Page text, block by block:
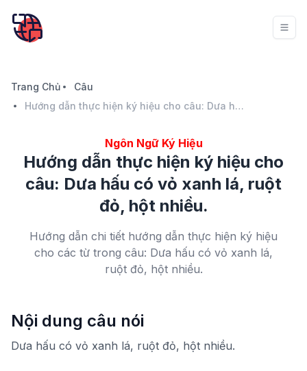
Trang Chủ
Câu
Hướng dẫn thực hiện ký hiệu cho câu: Dưa hấu có vỏ xanh lá, ruột đỏ, hột nhiều.
Ngôn Ngữ Ký Hiệu
Hướng dẫn thực hiện ký hiệu cho
câu: Dưa hấu có vỏ xanh lá, ruột
đỏ, hột nhiều.
Hướng dẫn chi tiết hướng dẫn thực hiện ký hiệu
cho các từ trong câu: Dưa hấu có vỏ xanh lá,
ruột đỏ, hột nhiều.
Nội dung câu nói
Dưa hấu có vỏ xanh lá, ruột đỏ, hột nhiều.